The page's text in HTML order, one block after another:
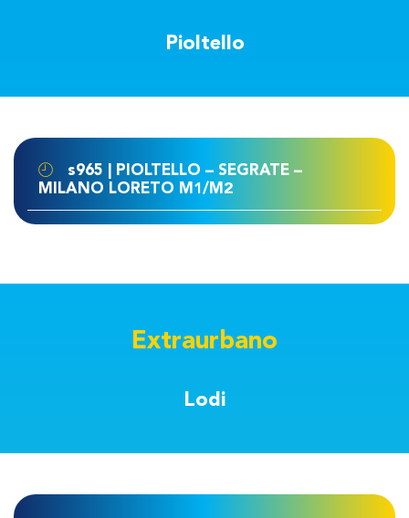
Pioltello
s965 | PIOLTELLO – SEGRATE –
MILANO LORETO M1/M2
Extraurbano
Lodi